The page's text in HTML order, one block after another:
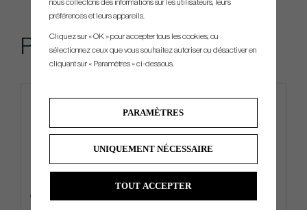
Produits similaires
nous collectons des informations sur les utilisateurs, leurs
préférences et leurs appareils.
Cliquez sur « OK » pour accepter tous les cookies, ou
sélectionnez ceux que vous souhaitez autoriser ou désactiver en
cliquant sur « Paramètres » ci-dessous.
PARAMÈTRES
UNIQUEMENT NÉCESSAIRE
TOUT ACCEPTER